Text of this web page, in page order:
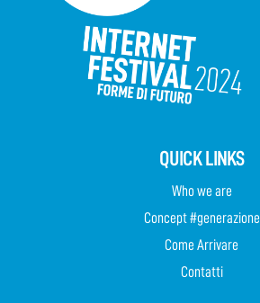
QUICK LINKS
Who we are
Concept #generazione
Come Arrivare
Contatti